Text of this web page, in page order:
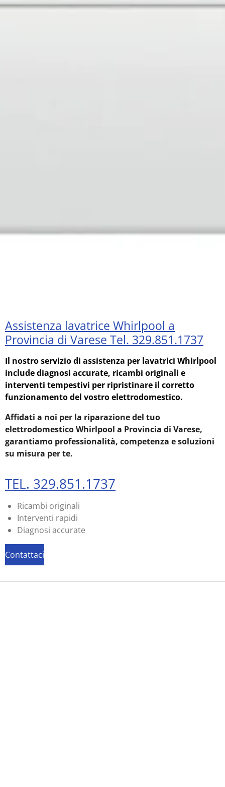
Assistenza lavatrice Whirlpool a
Provincia di Varese Tel. 329.851.1737
Il nostro servizio di assistenza per lavatrici Whirlpool
include diagnosi accurate, ricambi originali e
interventi tempestivi per ripristinare il corretto
funzionamento del vostro elettrodomestico.
Affidati a noi per la riparazione del tuo
elettrodomestico Whirlpool a Provincia di Varese,
garantiamo professionalità, competenza e soluzioni
su misura per te.
TEL. 329.851.1737
Ricambi originali
Interventi rapidi
Diagnosi accurate
Contattaci